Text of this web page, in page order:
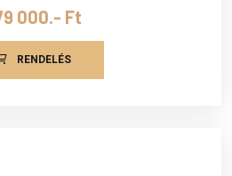
000.- Ft
RENDELÉS